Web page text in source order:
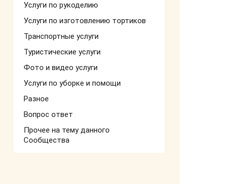
Услуги по рукоделию
Услуги по изготовлению тортиков
Транспортные услуги
Туристические услуги
Фото и видео услуги
Услуги по уборке и помощи
Разное
Вопрос ответ
Прочее на тему данного
Сообщества